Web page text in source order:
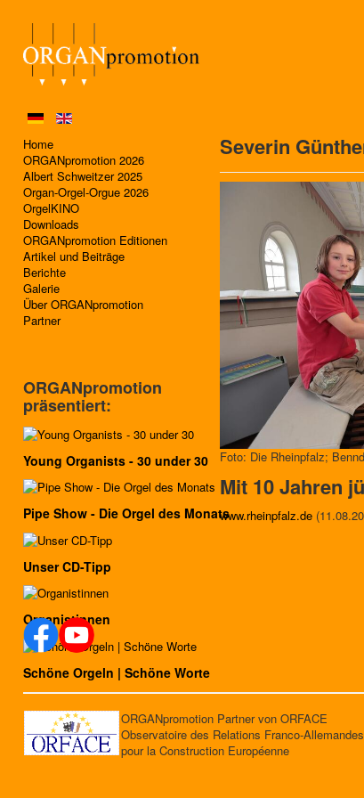
Home
ORGANpromotion 2026
Albert Schweitzer 2025
Organ-Orgel-Orgue 2026
OrgelKINO
Downloads
ORGANpromotion Editionen
Artikel und Beiträge
Berichte
Galerie
Über ORGANpromotion
Partner
Severin
Foto: Die Rheinpfalz;
Mit 10 Jahren
www.rheinpfalz.de
ORGANpromotion
präsentiert:
Young Organists - 30 under 30
Pipe Show - Die Orgel des Monats
Unser CD-Tipp
Organistinnen
Schöne Orgeln | Schöne Worte
ORGANpromotion Partner von ORFACE
Observatoire des Relations Franco-Allemandes
pour la Construction Européenne